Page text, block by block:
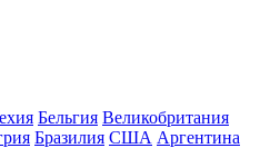
Бельгия Великобритания
Бразилия США Аргентина